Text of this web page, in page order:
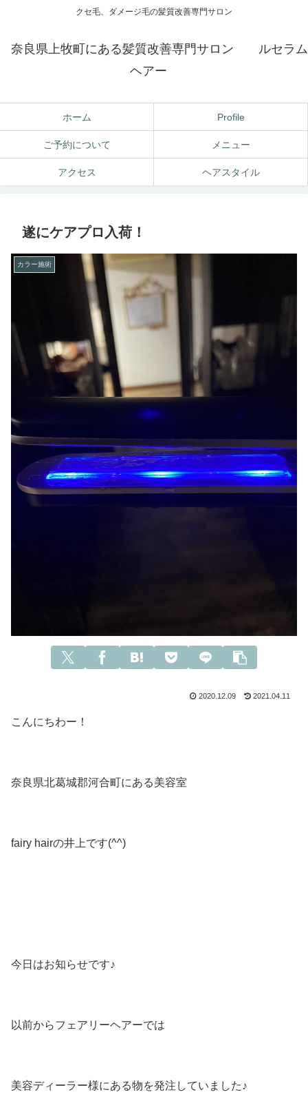
クセ毛、ダメージ毛の髪質改善専門サロン
奈良県上牧町にある髪質改善専門サロン ルセラム
ヘアー
ホーム Profile
ご予約について メニュー
アクセス ヘアスタイル
遂にケアプロ入荷！
カラー施術
2020.12.09 2021.04.11
こんにちわー！
奈良県北葛城郡河合町にある美容室
fairy hairの井上です(^^)
今日はお知らせです♪
以前からフェアリーヘアーでは
美容ディーラー様にある物を発注していました♪